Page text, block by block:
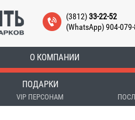
(3812)33-22-52
(WhatsApp) 904-079-
О КОМПАНИИ
ПОДАРКИ
VIP ПЕРСОНАМ